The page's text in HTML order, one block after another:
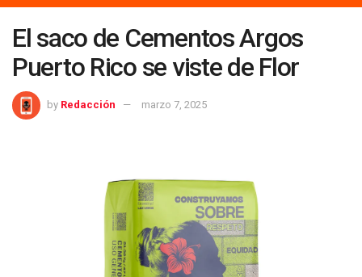
El saco de Cementos Argos
Puerto Rico se viste de Flor
by Redacción marzo 7, 2025